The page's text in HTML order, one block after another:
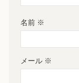
名前 ※
メール ※